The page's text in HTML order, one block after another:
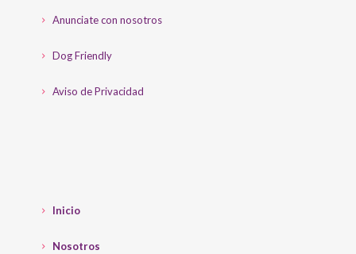
Anunciate con nosotros
Dog Friendly
Aviso de Privacidad
Inicio
Nosotros